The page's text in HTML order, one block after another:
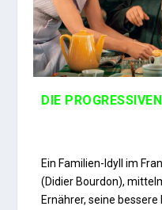
DIE
Ein Familien-Idyll im
(Didier Bourdon),
Ernährer, seine